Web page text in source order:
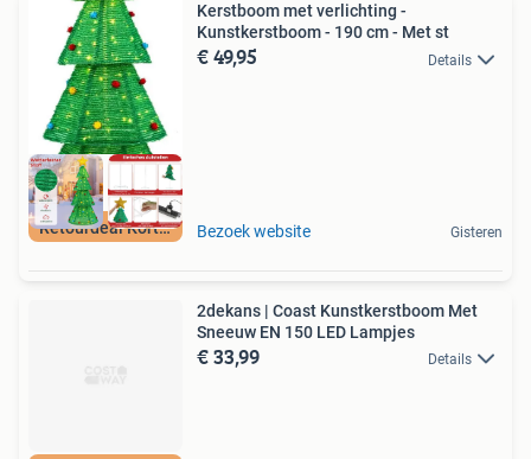
Retourdeal Korting
Kerstboom met verlichting -
Kunstkerstboom - 190 cm - Met st
€ 49,95 Details
Bezoek website Gisteren
2dekans | Coast Kunstkerstboom Met
Sneeuw EN 150 LED Lampjes
€ 33,99 Details